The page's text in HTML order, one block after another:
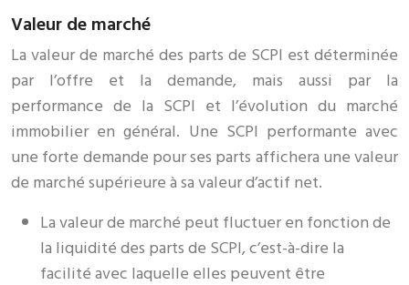
Valeur de marché
La valeur de marché des parts de SCPI est déterminée
par l’offre et la demande, mais aussi par la
performance de la SCPI et l’évolution du marché
immobilier en général. Une SCPI performante avec
une forte demande pour ses parts affichera une valeur
de marché supérieure à sa valeur d’actif net.
La valeur de marché peut fluctuer en fonction de
la liquidité des parts de SCPI, c’est-à-dire la
facilité avec laquelle elles peuvent être